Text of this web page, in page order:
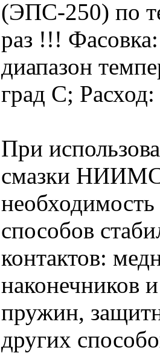
(ЭПС-250) по
раз !!!
диапазон
град С;
При
смазки
способов
контактов:
наконечников
пружин,
других